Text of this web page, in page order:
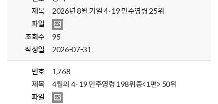
제목
2026년 8월 기일 4·19 민주영령 25위
파일
조회수
95
작성일
2026-07-31
번호
1,768
제목
4월의 4·19 민주영령 198위중<1편> 50위
파일